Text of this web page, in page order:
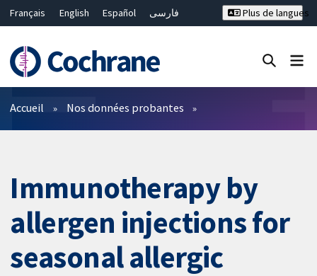
Français English Español
فارسی
Bahasa Malaysia
ไทย
繁體中文
简体中文
Plus de langues
Filtres
Accueil Nos données probantes
Immunotherapy by
allergen injections for
seasonal allergic